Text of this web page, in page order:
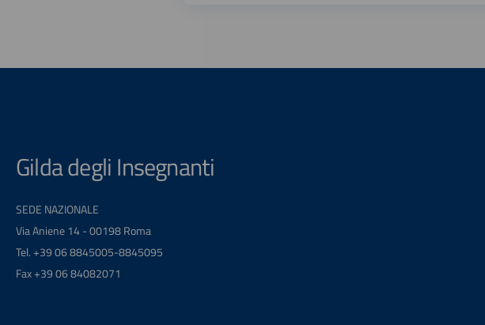
Gilda degli Insegnanti
SEDE NAZIONALE
Via Aniene 14 - 00198 Roma
Tel. +39 06 8845005-8845095
Fax +39 06 84082071